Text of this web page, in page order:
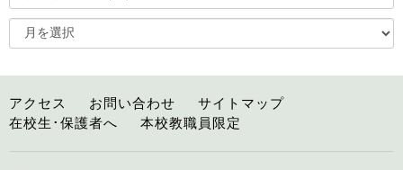
アクセス お問い合わせ
サイトマップ
在校生･保護者へ
本校教職員限定